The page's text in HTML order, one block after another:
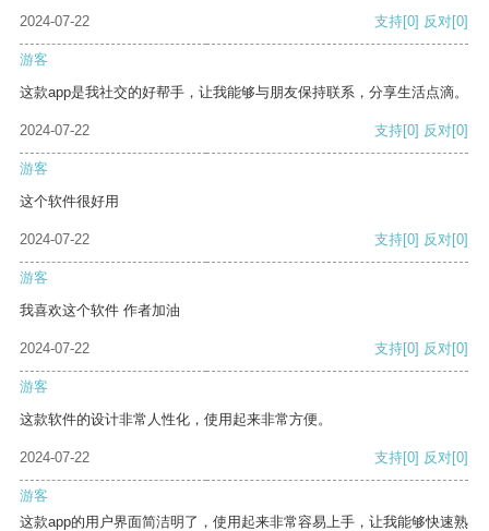
2024-07-22
支持[0] 反对[0]
游客
这款app是我社交的好帮手，让我能够与朋友保持联系，分享生活点滴。
2024-07-22 支持[0] 反对[0]
游客
这个软件很好用
2024-07-22 支持[0] 反对[0]
游客
我喜欢这个软件 作者加油
2024-07-22 支持[0] 反对[0]
游客
这款软件的设计非常人性化，使用起来非常方便。
2024-07-22 支持[0] 反对[0]
游客
这款app的用户界面简洁明了，使用起来非常容易上手，让我能够快速熟